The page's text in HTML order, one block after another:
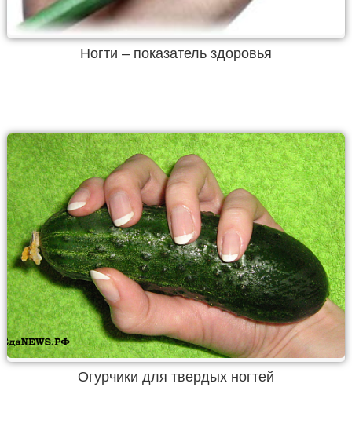
Ногти – показатель здоровья
Огурчики для твердых ногтей